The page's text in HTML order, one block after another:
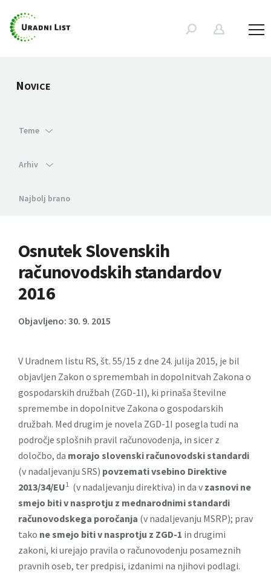
NOVICE
Teme
Arhiv
Najbolj brano
Osnutek Slovenskih
računovodskih standardov
2016
Objavljeno: 30. 9. 2015
V Uradnem listu RS, št. 55/15 z dne 24. julija 2015, je bil
objavljen Zakon o spremembah in dopolnitvah Zakona o
gospodarskih družbah (ZGD-1I), ki prinaša številne
spremembe in dopolnitve Zakona o gospodarskih
družbah. Med drugim je novela ZGD-1I posegla tudi na
področje splošnih pravil računovodenja, in sicer z
določbo, da morajo slovenski računovodski standardi
(v nadaljevanju SRS) povzemati vsebino Direktive
2013/34/EU1 (v nadaljevanju direktiva) in da v zasnovi ne
smejo biti v nasprotju z mednarodnimi standardi
računovodskega poročanja (v nadaljevanju MSRP); prav
tako ne smejo biti v nasprotju z ZGD-1 in drugimi
zakoni, ki urejajo pravila o računovodenju posameznih
pravnih oseb, ter predpisi, izdanimi na njihovi podlagi.